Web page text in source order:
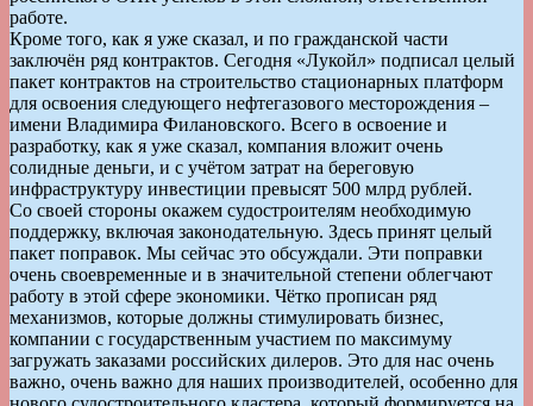
работе.
Кроме того, как я уже сказал, и по гражданской части
заключён ряд контрактов. Сегодня «Лукойл» подписал целый
пакет контрактов на строительство стационарных платформ
для освоения следующего нефтегазового месторождения –
имени Владимира Филановского. Всего в освоение и
разработку, как я уже сказал, компания вложит очень
солидные деньги, и с учётом затрат на береговую
инфраструктуру инвестиции превысят 500 млрд рублей.
Со своей стороны окажем судостроителям необходимую
поддержку, включая законодательную. Здесь принят целый
пакет поправок. Мы сейчас это обсуждали. Эти поправки
очень своевременные и в значительной степени облегчают
работу в этой сфере экономики. Чётко прописан ряд
механизмов, которые должны стимулировать бизнес,
компании с государственным участием по максимуму
загружать заказами российских дилеров. Это для нас очень
важно, очень важно для наших производителей, особенно для